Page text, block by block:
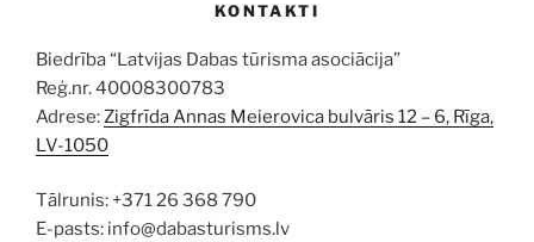
KONTAKTI
Biedrība “Latvijas Dabas tūrisma asociācija”
Reģ.nr. 40008300783
Adrese:Zigfrīda Annas Meierovica bulvāris 12 – 6, Rīga,
LV-1050
Tālrunis: +371 26 368 790
E-pasts: info@dabasturisms.lv